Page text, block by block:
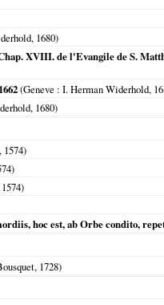
1680)
XVIII. de l'Evangile de S.
(Geneve : I. Herman Widerhold,
1680)
1574)
)
1574)
hoc est, ab Orbe condito,
1728)